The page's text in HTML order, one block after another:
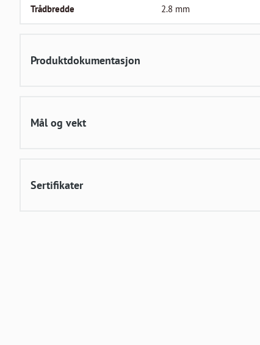
Trådbredde 2.8 mm
Produktdokumentasjon
Mål og vekt
Sertifikater